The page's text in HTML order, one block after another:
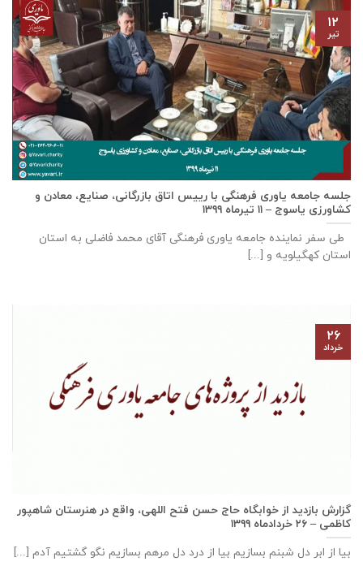
جلسه جامعه یاوری فرهنگی با رييس اتاق بازرگانی، صنايع، معادن و
كشاورزی ياسوج – ۱۱ تیرماه ۱۳۹۹
طی سفر نماینده جامعه یاوری فرهنگی آقای محمد فاضلی به استان
استان کهگیلویه و [...]
۱۲
تیر
گزارش بازديد از خوابگاه حاج حسن فتح اللهی، واقع در هنرستان شاهپور
كاظمی – ۲۶ خرداد‌ماه ۱۳۹۹
بیا از ابر دل شبنم بسازیم بیا از درد دل مرهم بسازیم نگو گشتیم آدم [...]
۲۶
خرداد